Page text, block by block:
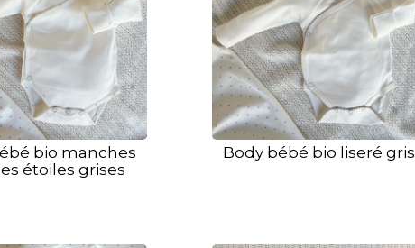
bio manches
étoiles grises
Body bébé bio liseré gris